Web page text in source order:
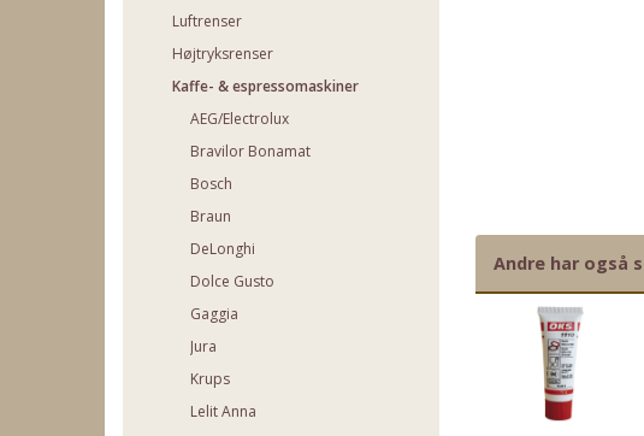
Luftrenser
Højtryksrenser
Kaffe- & espressomaskiner
AEG/Electrolux
Bravilor Bonamat
Bosch
Braun
DeLonghi
Dolce Gusto
Gaggia
Jura
Krups
Lelit Anna
Andre har også